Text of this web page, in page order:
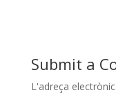
Submit a
L'adreça